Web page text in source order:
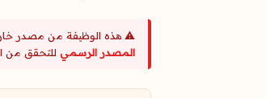
⚠️ هذه الوظيفة من مصدر
المصدر الرسمي للتحقق من